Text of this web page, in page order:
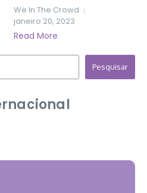
We In The Crowd
janeiro 20, 2023
Read More
Pesquisar